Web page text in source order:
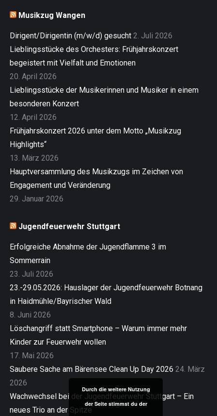
Musikzug Wangen
Dirigent/Dirigentin (m/w/d) gesucht 2. Juli 2026
Lieblingsstücke des Orchesters: Frühjahrskonzert
begeistert mit Vielfalt und Emotionen
20. April 2026
Lieblingsstücke der Musikerinnen und Musiker in einem
besonderen Konzert
12. April 2026
Frühjahrskonzert 2026 unter dem Motto „Musikzug
Highlights“
13. März 2026
Hauptversammlung des Musikzugs im Zeichen von
Engagement und Veränderung
29. Januar 2026
Jugendfeuerwehr Stuttgart
Erfolgreiche Abnahme der Jugendflamme 3 im
Sommerrain
23. Juli 2026
23.-29.05.2026: Hauslager der Jugendfeuerwehr Botnang
in Haidmühle/Bayrischer Wald
8. Juni 2026
Löschangriff statt Smartphone – Warum immer mehr
Kinder zur Feuerwehr wollen
17. Mai 2026
Saubere Sache am Bärensee Clean Up Day 2026 24. März
2026
Wachwechsel bei der Jugendfeuerwehr Stuttgart – Ein
neues Trio an der Spitze
Durch die weitere Nutzung
der Seite stimmst du der